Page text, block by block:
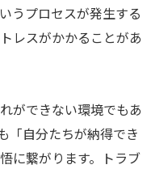
うプロセスが発生する
レスがかかることがあ
ができない環境でもあ
「自分たちが納得でき
に繋がります。トラブ